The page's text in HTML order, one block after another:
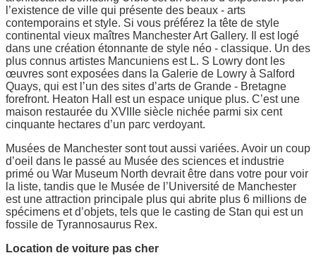
l’existence de ville qui présente des beaux - arts
contemporains et style. Si vous préférez la tête de style
continental vieux maîtres Manchester Art Gallery. Il est logé
dans une création étonnante de style néo - classique. Un des
plus connus artistes Mancuniens est L. S Lowry dont les
œuvres sont exposées dans la Galerie de Lowry à Salford
Quays, qui est l’un des sites d’arts de Grande - Bretagne
forefront. Heaton Hall est un espace unique plus. C’est une
maison restaurée du XVIIIe siècle nichée parmi six cent
cinquante hectares d’un parc verdoyant.
Musées de Manchester sont tout aussi variées. Avoir un coup
d’oeil dans le passé au Musée des sciences et industrie
primé ou War Museum North devrait être dans votre pour voir
la liste, tandis que le Musée de l’Université de Manchester
est une attraction principale plus qui abrite plus 6 millions de
spécimens et d’objets, tels que le casting de Stan qui est un
fossile de Tyrannosaurus Rex.
Location de voiture pas cher